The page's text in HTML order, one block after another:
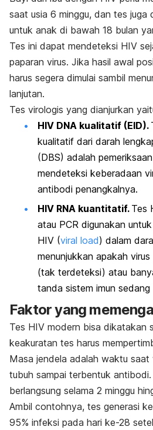
saat usia 6 minggu, dan tes juga
untuk anak di bawah 18 bulan
Tes ini dapat mendeteksi HIV
paparan virus. Jika hasil awal
harus segera dimulai sambil
lanjutan.
Tes virologis yang dianjurkan
HIV DNA kualitatif (EID).
kualitatif dari darah
(DBS) adalah
mendeteksi keberadaan
antibodi penangkalnya.
HIV RNA kuantitatif. Tes
atau PCR digunakan
HIV (viral load) dalam
menunjukkan apakah
(tak terdeteksi) atau
tanda sistem imun sedang
Faktor yang
Tes HIV modern bisa dikatakan
keakuratan tes harus
Masa jendela adalah waktu saat
tubuh sampai terbentuk
berlangsung selama 2 minggu
Ambil contohnya, tes generasi
95% infeksi pada hari ke-28